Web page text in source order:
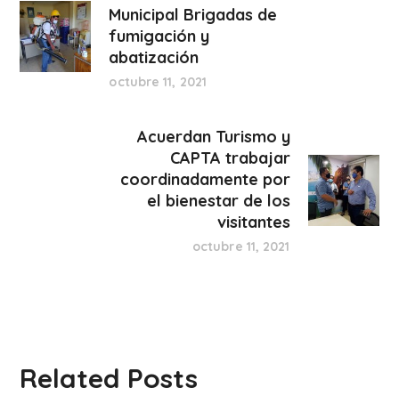
Municipal Brigadas de
fumigación y
abatización
octubre 11, 2021
Acuerdan Turismo y
CAPTA trabajar
coordinadamente por
el bienestar de los
visitantes
octubre 11, 2021
Related Posts